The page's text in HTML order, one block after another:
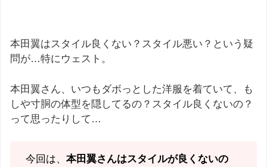
本田翼はスタイル良くない？スタイル悪い？という疑
問が…特にウェスト。
本田翼さん、いつもダボっとした洋服を着ていて、も
しや寸胴の体型を隠してるの？スタイル良くないの？
って思ったりして…
今回は、 本田翼さんはスタイルが良くないの